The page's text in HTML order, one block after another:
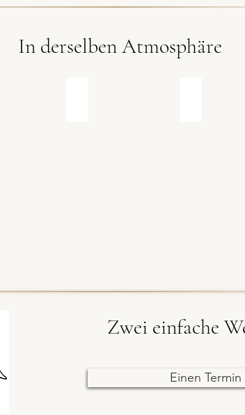
In derselben Atmosphäre
Zwei einfache
Einen